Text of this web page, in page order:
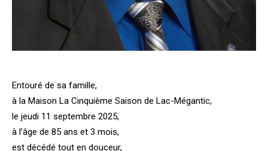
Entouré de sa famille,
à la Maison La Cinquième Saison de Lac-Mégantic,
le jeudi 11 septembre 2025,
à l’âge de 85 ans et 3 mois,
est décédé tout en douceur,